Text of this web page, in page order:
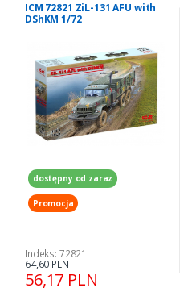
ICM 72821 ZiL-131 AFU with
DShKM 1/72
dostępny od zaraz
Promocja
Indeks: 72821
56,17 PLN
64,60 PLN